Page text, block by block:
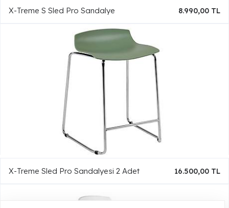
X-Treme S Sled Pro Sandalye 8.990,00 TL
X-Treme Sled Pro Sandalyesi 2 Adet 16.500,00 TL